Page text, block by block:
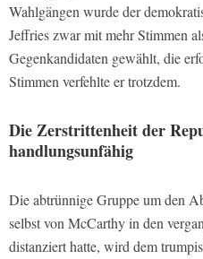
Wahlgängen wurde der
Jeffries zwar mit mehr Stimmen
Gegenkandidaten gewählt, die
Stimmen verfehlte er trotzdem.
Die Zerstrittenheit der
handlungsunfähig
Die abtrünnige Gruppe um den
selbst von McCarthy in den
distanziert hatte, wird dem